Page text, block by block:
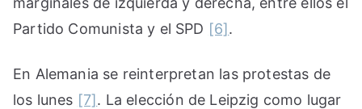
Partido Comunista y el SPD [6].
En Alemania se reinterpretan las protestas de
los lunes [7]. La elección de Leipzig como lugar